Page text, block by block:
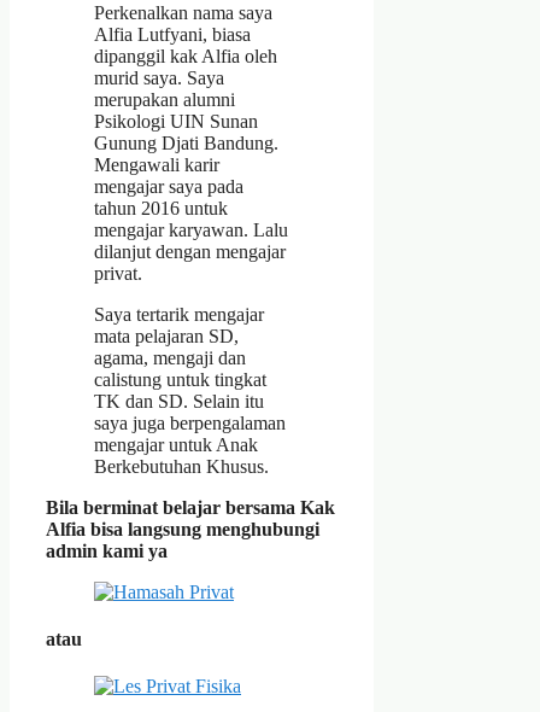
Perkenalkan nama saya
Alfia Lutfyani, biasa
dipanggil kak Alfia oleh
murid saya. Saya
merupakan alumni
Psikologi UIN Sunan
Gunung Djati Bandung.
Mengawali karir
mengajar saya pada
tahun 2016 untuk
mengajar karyawan. Lalu
dilanjut dengan mengajar
privat.
Saya tertarik mengajar
mata pelajaran SD,
agama, mengaji dan
calistung untuk tingkat
TK dan SD. Selain itu
saya juga berpengalaman
mengajar untuk Anak
Berkebutuhan Khusus.
Bila berminat belajar bersama Kak
Alfia bisa langsung menghubungi
admin kami ya
atau